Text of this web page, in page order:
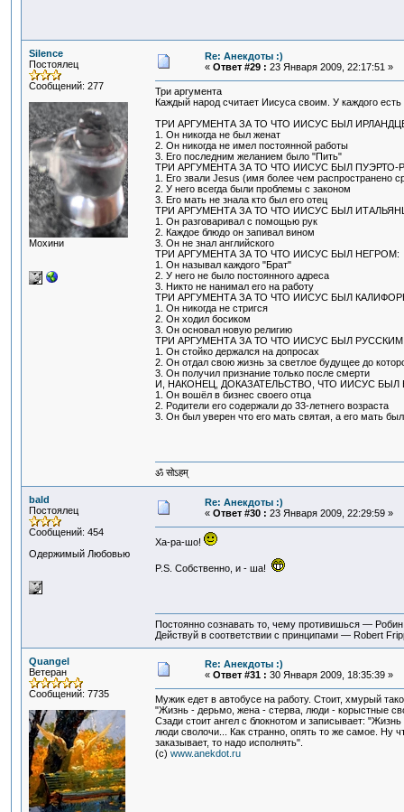
Silence
Постоялец
Сообщений: 277
Мохини
Re: Анекдоты :)
« Ответ #29 : 23 Января 2009, 22:17:51 »
Три аргумента
Каждый народ считает Иисуса своим. У каждого есть
ТРИ АРГУМЕНТА ЗА ТО ЧТО ИИСУС БЫЛ
1. Он никогда не был женат
2. Он никогда не имел постоянной работы
3. Его последним желанием было "Пить"
ТРИ АРГУМЕНТА ЗА ТО ЧТО ИИСУС БЫЛ ПУЭРТО-
1. Его звали Jesus (имя более чем распространено
2. У него всегда были проблемы с законом
3. Его мать не знала кто был его отец
ТРИ АРГУМЕНТА ЗА ТО ЧТО ИИСУС БЫЛ
1. Он разговаривал с помощью рук
2. Каждое блюдо он запивал вином
3. Он не знал английского
ТРИ АРГУМЕНТА ЗА ТО ЧТО ИИСУС БЫЛ НЕГРОМ:
1. Он называл каждого "Брат"
2. У него не было постоянного адреса
3. Никто не нанимал его на работу
ТРИ АРГУМЕНТА ЗА ТО ЧТО ИИСУС БЫЛ
1. Он никогда не стригся
2. Он ходил босиком
3. Он основал новую религию
ТРИ АРГУМЕНТА ЗА ТО ЧТО ИИСУС БЫЛ
1. Он стойко держался на допросах
2. Он отдал свою жизнь за светлое будущее до
3. Он получил признание только после смерти
И, НАКОНЕЦ, ДОКАЗАТЕЛЬСТВО, ЧТО ИИСУС БЫЛ
1. Он вошёл в бизнес своего отца
2. Родители его содержали до 33-летнего возраста
3. Он был уверен что его мать святая, а его мать
ॐ सोऽहम्
bald
Постоялец
Сообщений: 454
Одержимый Любовью
Re: Анекдоты :)
« Ответ #30 : 23 Января 2009, 22:29:59 »
Ха-ра-шо!
P.S. Собственно, и - ша!
Постоянно сознавать то, чему противишься —
Действуй в соответствии с принципами — Robert
Quangel
Ветеран
Сообщений: 7735
Re: Анекдоты :)
« Ответ #31 : 30 Января 2009, 18:35:39 »
Мужик едет в автобусе на работу. Стоит, хмурый
"Жизнь - дерьмо, жена - стерва, люди - корыстные
Сзади стоит ангел с блокнотом и записывает:
люди сволочи... Как странно, опять то же самое. Ну
заказывает, то надо исполнять".
(c) www.anekdot.ru